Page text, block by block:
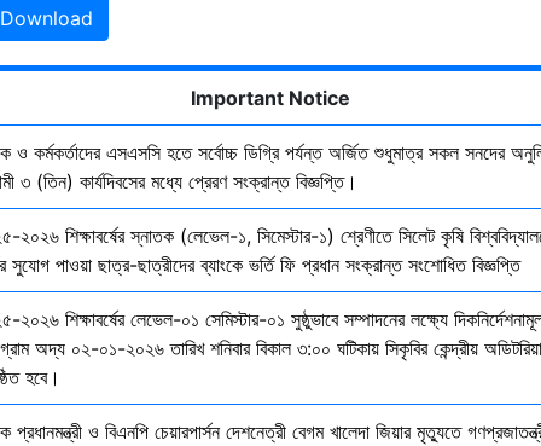
Download
Important Notice
ও কর্মকর্তাদের এসএসসি হতে সর্বোচ্চ ডিগ্রি পর্যন্ত অর্জিত শুধুমাত্র সকল সনদের
৩ (তিন) কার্যদিবসের মধ্যে প্রেরণ সংক্রান্ত বিজ্ঞপ্তি।
২০২৬ শিক্ষাবর্ষের স্নাতক (লেভেল-১, সিমেস্টার-১) শ্রেণীতে সিলেট কৃষি
সুযোগ পাওয়া ছাত্র-ছাত্রীদের ব্যাংকে ভর্তি ফি প্রধান সংক্রান্ত সংশোধিত বিজ্ঞপ্তি
২০২৬ শিক্ষাবর্ষের লেভেল-০১ সেমিস্টার-০১ সুষ্ঠুভাবে সম্পাদনের লক্ষ্যে
অদ্য ০২-০১-২০২৬ তারিখ শনিবার বিকাল ৩:০০ ঘটিকায় সিকৃবির কেন্দ্রীয়
হবে।
প্রধানমন্ত্রী ও বিএনপি চেয়ারপার্সন দেশনেত্রী বেগম খালেদা জিয়ার মৃত্যুতে